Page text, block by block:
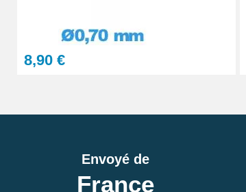
8,90 €
Envoyé de
France